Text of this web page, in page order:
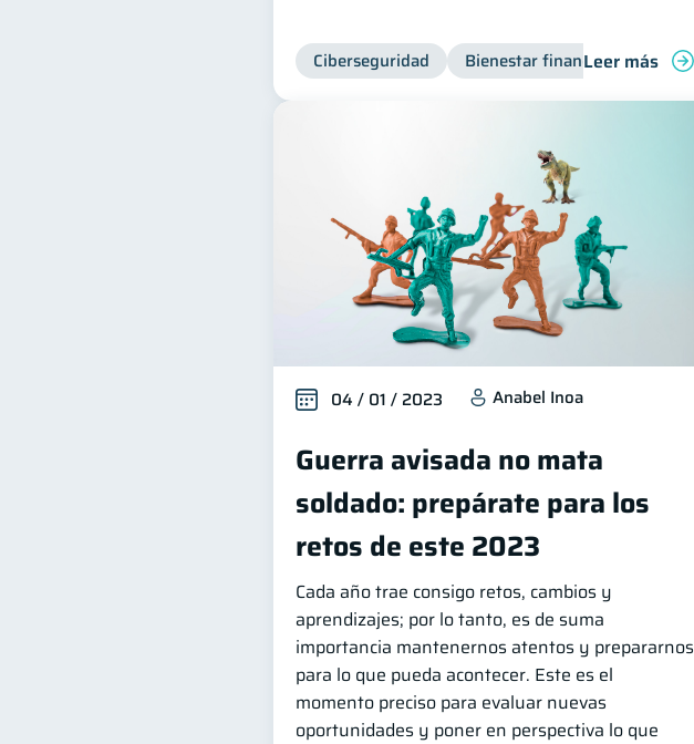
Ciberseguridad Bienestar financieroLeer más
04 / 01 / 2023 Anabel Inoa
Guerra avisada no mata
soldado: prepárate para los
retos de este 2023
Cada año trae consigo retos, cambios y
aprendizajes; por lo tanto, es de suma
importancia mantenernos atentos y prepararnos
para lo que pueda acontecer. Este es el
momento preciso para evaluar nuevas
oportunidades y poner en perspectiva lo que